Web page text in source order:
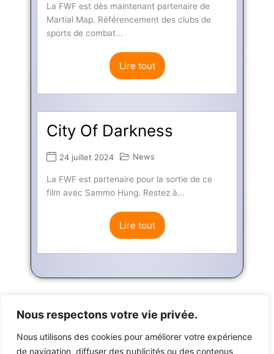
Nous respectons votre vie privée.
Nous utilisons des cookies pour améliorer votre expérience
de navigation, diffuser des publicités ou des contenus
La FWF est dès maintenant partenaire de
Martial Map. Référencement des clubs de
sports de combat...
Lire tout
City Of Darkness
24 juillet 2024 News
La FWF est partenaire pour la sortie de ce
film avec Sammo Hung. Restez à...
Lire tout